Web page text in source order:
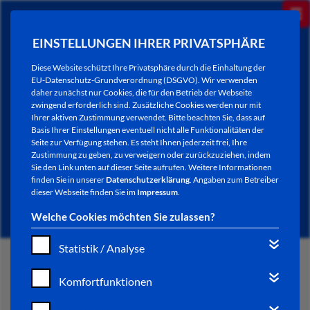
EINSTELLUNGEN IHRER PRIVATSPHÄRE
Diese Website schützt Ihre Privatsphäre durch die Einhaltung der
EU-Datenschutz-Grundverordnung (DSGVO). Wir verwenden
daher zunächst nur Cookies, die für den Betrieb der Webseite
zwingend erforderlich sind. Zusätzliche Cookies werden nur mit
Ihrer aktiven Zustimmung verwendet. Bitte beachten Sie, dass auf
Basis Ihrer Einstellungen eventuell nicht alle Funktionalitäten der
Seite zur Verfügung stehen. Es steht Ihnen jederzeit frei, Ihre
Zustimmung zu geben, zu verweigern oder zurückzuziehen, indem
Sie den Link unten auf dieser Seite aufrufen. Weitere Informationen
finden Sie in unsererDatenschutzerklärung. Angaben zum Betreiber
dieser Webseite finden Sie im Impressum.
Welche Cookies möchten Sie zulassen?
Statistik / Analyse
Komfortfunktionen
NEWSLETTER / CITY LETTER
START